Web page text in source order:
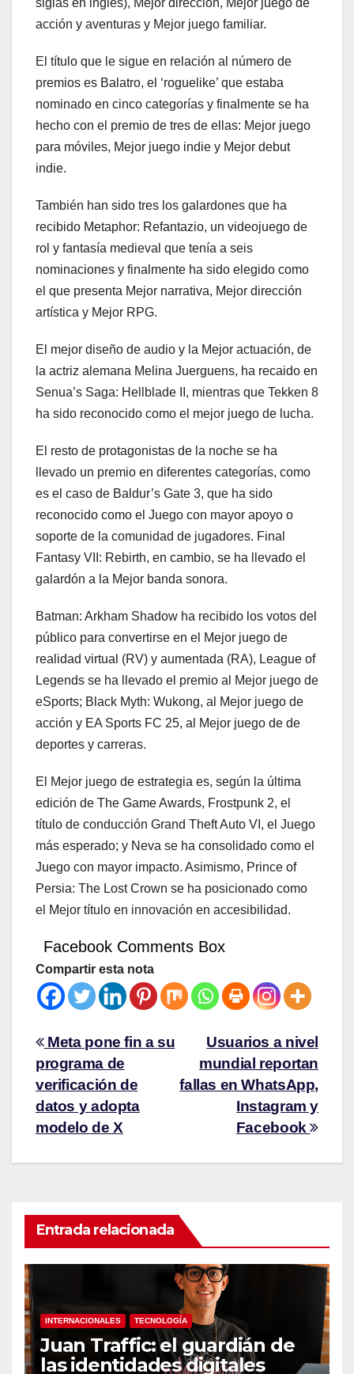
acción y aventuras y Mejor juego familiar.
El título que le sigue en relación al número de
premios es Balatro, el ‘roguelike’ que estaba
nominado en cinco categorías y finalmente se ha
hecho con el premio de tres de ellas: Mejor juego
para móviles, Mejor juego indie y Mejor debut
indie.
También han sido tres los galardones que ha
recibido Metaphor: Refantazio, un videojuego de
rol y fantasía medieval que tenía a seis
nominaciones y finalmente ha sido elegido como
el que presenta Mejor narrativa, Mejor dirección
artística y Mejor RPG.
El mejor diseño de audio y la Mejor actuación, de
la actriz alemana Melina Juerguens, ha recaido en
Senua’s Saga: Hellblade II, mientras que Tekken 8
ha sido reconocido como el mejor juego de lucha.
El resto de protagonistas de la noche se ha
llevado un premio en diferentes categorías, como
es el caso de Baldur’s Gate 3, que ha sido
reconocido como el Juego con mayor apoyo o
soporte de la comunidad de jugadores. Final
Fantasy VII: Rebirth, en cambio, se ha llevado el
galardón a la Mejor banda sonora.
Batman: Arkham Shadow ha recibido los votos del
público para convertirse en el Mejor juego de
realidad virtual (RV) y aumentada (RA), League of
Legends se ha llevado el premio al Mejor juego de
eSports; Black Myth: Wukong, al Mejor juego de
acción y EA Sports FC 25, al Mejor juego de de
deportes y carreras.
El Mejor juego de estrategia es, según la última
edición de The Game Awards, Frostpunk 2, el
título de conducción Grand Theft Auto VI, el Juego
más esperado; y Neva se ha consolidado como el
Juego con mayor impacto. Asimismo, Prince of
Persia: The Lost Crown se ha posicionado como
el Mejor título en innovación en accesibilidad.
Facebook Comments Box
Compartir esta nota
Usuarios a nivel
mundial reportan
fallas en WhatsApp,
Instagram y
Facebook
Meta pone fin a su
programa de
verificación de
datos y adopta
modelo de X
Entrada relacionada
INTERNACIONALES TECNOLOGÍA
Juan Traffic: el guardián de
las identidades digitales